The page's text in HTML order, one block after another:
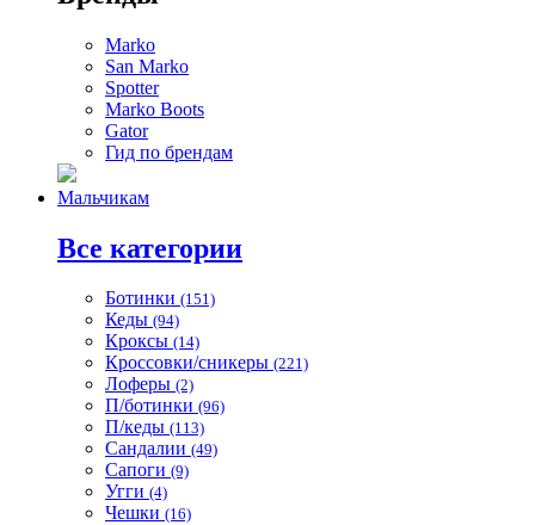
Marko
San Marko
Spotter
Marko Boots
Gator
Гид по брендам
Мальчикам
Все категории
Ботинки (151)
Кеды (94)
Кроксы (14)
Кроссовки/сникеры (221)
Лоферы (2)
П/ботинки (96)
П/кеды (113)
Сандалии (49)
Сапоги (9)
Угги (4)
Чешки (16)